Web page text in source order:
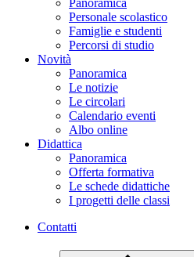
Panoramica
Personale scolastico
Famiglie e studenti
Percorsi di studio
Novità
Panoramica
Le notizie
Le circolari
Calendario eventi
Albo online
Didattica
Panoramica
Offerta formativa
Le schede didattiche
I progetti delle classi
Contatti